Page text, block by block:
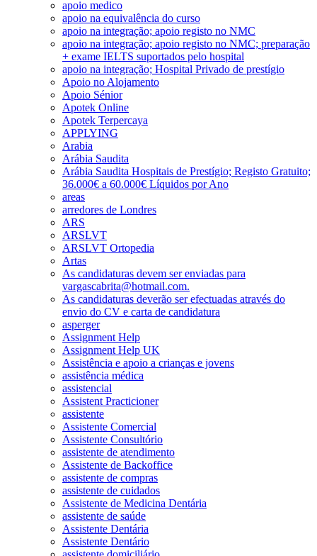
apoio medico
apoio na equivalência do curso
apoio na integração; apoio registo no NMC
apoio na integração; apoio registo no NMC; preparação
+ exame IELTS suportados pelo hospital
apoio na integração; Hospital Privado de prestígio
Apoio no Alojamento
Apoio Sénior
Apotek Online
Apotek Terpercaya
APPLYING
Arabia
Arábia Saudita
Arábia Saudita Hospitais de Prestígio; Registo Gratuito;
36.000€ a 60.000€ Líquidos por Ano
areas
arredores de Londres
ARS
ARSLVT
ARSLVT Ortopedia
Artas
As candidaturas devem ser enviadas para
vargascabrita@hotmail.com.
As candidaturas deverão ser efectuadas através do
envio do CV e carta de candidatura
asperger
Assignment Help
Assignment Help UK
Assistência e apoio a crianças e jovens
assistência médica
assistencial
Assistent Practicioner
assistente
Assistente Comercial
Assistente Consultório
assistente de atendimento
Assistente de Backoffice
assistente de compras
assistente de cuidados
Assistente de Medicina Dentária
assistente de saúde
Assistente Dentária
Assistente Dentário